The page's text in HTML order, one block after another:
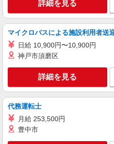
詳細を見る
マイクロバスによる施設利用者送
日給 10,900円〜10,900円
神戸市須磨区
詳細を見る
代務運転士
月給 253,500円
豊中市